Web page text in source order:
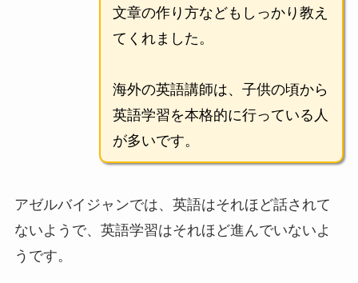
文章の作り方などもしっかり教え
てくれました。
海外の英語講師は、子供の頃から
英語学習を本格的に行っている人
が多いです。
アゼルバイジャンでは、英語はそれほど話されて
ないようで、英語学習はそれほど進んでいないよ
うです。